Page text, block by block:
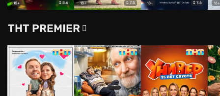
18+ 8.6 18+ 7.5 18+ 7.6 16+
ТНТ PREMIER